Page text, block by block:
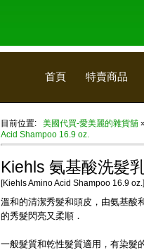
首頁 特賣商品
目前位置: 美國代買-愛美麗的雜貨舖
Acid Shampoo 16.9 oz.
Kiehls 氨基酸洗髮
[Kiehls Amino Acid Shampoo 16.9 oz.]
溫和的清潔秀髮和頭皮，由氨基酸
的秀髮閃亮又柔順．
一般髮質和乾性髮質適用，有染髮